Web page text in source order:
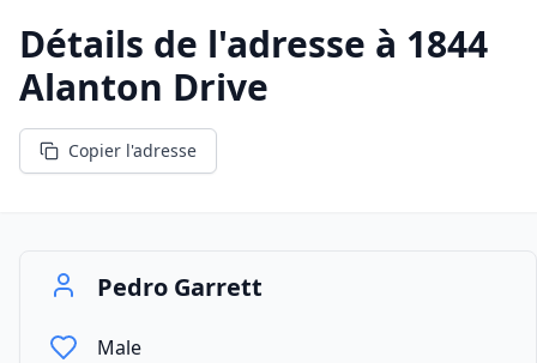
Détails de l'adresse à 1844
Alanton Drive
Copier l'adresse
Pedro Garrett
Male